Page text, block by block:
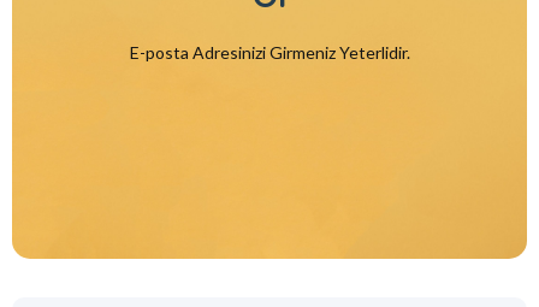
E-posta Adresinizi Girmeniz Yeterlidir.